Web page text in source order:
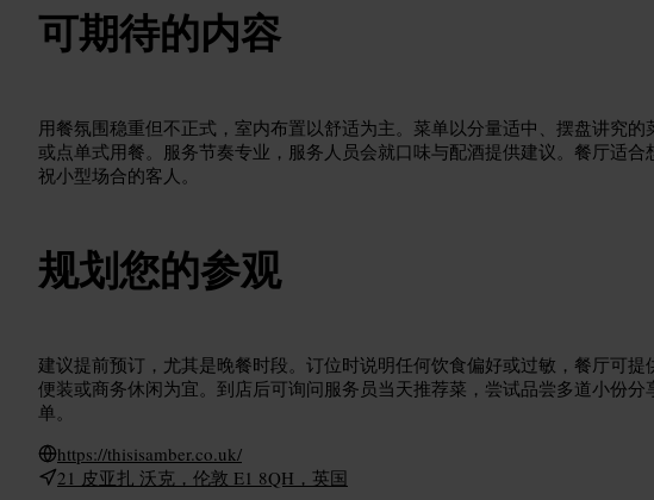
可期待的内容
用餐氛围稳重但不正式，室内布置以舒适为主。菜单以分量适中、摆盘讲究的
或点单式用餐。服务节奏专业，服务人员会就口味与配酒提供建议。餐厅适合
祝小型场合的客人。
规划您的参观
建议提前预订，尤其是晚餐时段。订位时说明任何饮食偏好或过敏，餐厅可提
便装或商务休闲为宜。到店后可询问服务员当天推荐菜，尝试品尝多道小份分
单。
https://thisisamber.co.uk/
21 皮亚扎 沃克，伦敦 E1 8QH，英国